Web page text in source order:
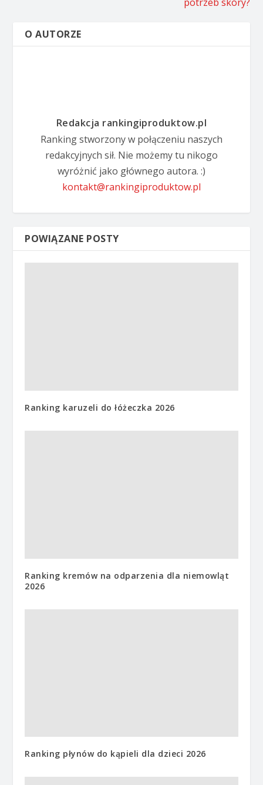
O AUTORZE
Redakcja rankingiproduktow.pl
Ranking stworzony w połączeniu naszych
redakcyjnych sił. Nie możemy tu nikogo
wyróżnić jako głównego autora. :)
kontakt@rankingiproduktow.pl
POWIĄZANE POSTY
Ranking karuzeli do łóżeczka 2026
Ranking kremów na odparzenia dla niemowląt
2026
Ranking płynów do kąpieli dla dzieci 2026